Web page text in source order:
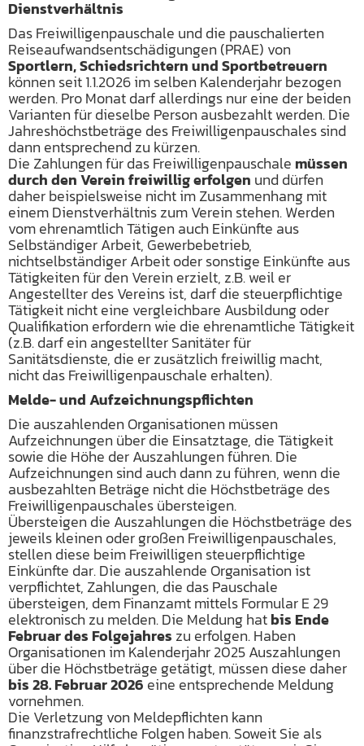
Dienstverhältnis
Das Freiwilligenpauschale und die pauschalierten
Reiseaufwandsentschädigungen (PRAE) von
Sportlern, Schiedsrichtern und Sportbetreuern
können seit 1.1.2026 im selben Kalenderjahr bezogen
werden. Pro Monat darf allerdings nur eine der beiden
Varianten für dieselbe Person ausbezahlt werden. Die
Jahreshöchstbeträge des Freiwilligenpauschales sind
dann entsprechend zu kürzen.
Die Zahlungen für das Freiwilligenpauschale müssen
durch den Verein freiwillig erfolgen und dürfen
daher beispielsweise nicht im Zusammenhang mit
einem Dienstverhältnis zum Verein stehen. Werden
vom ehrenamtlich Tätigen auch Einkünfte aus
Selbständiger Arbeit, Gewerbebetrieb,
nichtselbständiger Arbeit oder sonstige Einkünfte aus
Tätigkeiten für den Verein erzielt, z.B. weil er
Angestellter des Vereins ist, darf die steuerpflichtige
Tätigkeit nicht eine vergleichbare Ausbildung oder
Qualifikation erfordern wie die ehrenamtliche Tätigkeit
(z.B. darf ein angestellter Sanitäter für
Sanitätsdienste, die er zusätzlich freiwillig macht,
nicht das Freiwilligenpauschale erhalten).
Melde- und Aufzeichnungspflichten
Die auszahlenden Organisationen müssen
Aufzeichnungen über die Einsatztage, die Tätigkeit
sowie die Höhe der Auszahlungen führen. Die
Aufzeichnungen sind auch dann zu führen, wenn die
ausbezahlten Beträge nicht die Höchstbeträge des
Freiwilligenpauschales übersteigen.
Übersteigen die Auszahlungen die Höchstbeträge des
jeweils kleinen oder großen Freiwilligenpauschales,
stellen diese beim Freiwilligen steuerpflichtige
Einkünfte dar. Die auszahlende Organisation ist
verpflichtet, Zahlungen, die das Pauschale
übersteigen, dem Finanzamt mittels Formular E 29
elektronisch zu melden. Die Meldung hatbis Ende
Februar des Folgejahres zu erfolgen. Haben
Organisationen im Kalenderjahr 2025 Auszahlungen
über die Höchstbeträge getätigt, müssen diese daher
bis 28. Februar 2026 eine entsprechende Meldung
vornehmen.
Die Verletzung von Meldepflichten kann
finanzstrafrechtliche Folgen haben. Soweit Sie als